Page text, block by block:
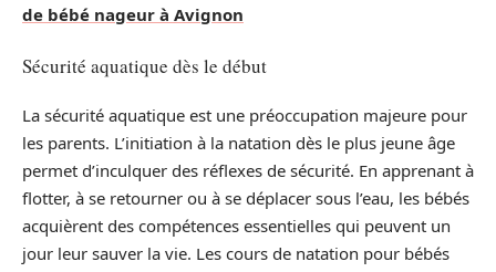
de bébé nageur à Avignon
Sécurité aquatique dès le début
La sécurité aquatique est une préoccupation majeure pour
les parents. L’initiation à la natation dès le plus jeune âge
permet d’inculquer des réflexes de sécurité. En apprenant à
flotter, à se retourner ou à se déplacer sous l’eau, les bébés
acquièrent des compétences essentielles qui peuvent un
jour leur sauver la vie. Les cours de natation pour bébés